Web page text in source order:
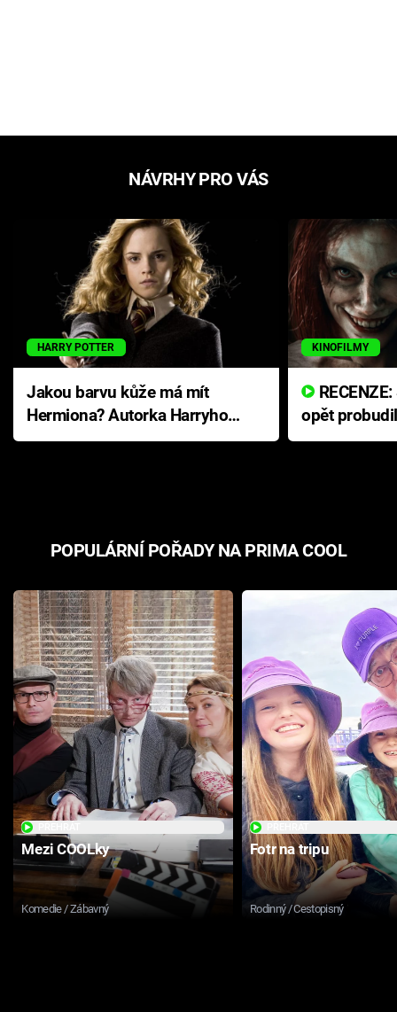
NÁVRHY PRO VÁS
HARRY POTTER
Jakou barvu kůže má mít
Hermiona? Autorka Harryho
Pottera přišla s ráznou
KINOFILMY
opět
přichází s
POPULÁRNÍ POŘADY NA PRIMA COOL
Mezi COOLky
Komedie / Zábavný
Fotr na tripu
Rodinný / Cestopisný